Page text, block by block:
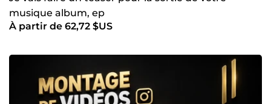
musique album, ep
À partir de 62,72 $US